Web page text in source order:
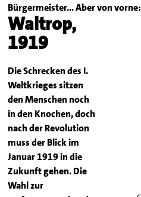
Bürgermeister… Aber von vorne:
Waltrop,
1919
Die Schrecken des I.
Weltkrieges sitzen
den Menschen noch
in den Knochen, doch
nach der Revolution
muss der Blick im
Januar 1919 in die
Zukunft gehen. Die
Wahl zur